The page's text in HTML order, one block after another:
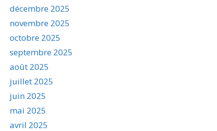
décembre 2025
novembre 2025
octobre 2025
septembre 2025
août 2025
juillet 2025
juin 2025
mai 2025
avril 2025